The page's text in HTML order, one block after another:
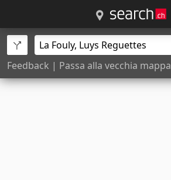
Feedback | Passa alla vecchia mappa